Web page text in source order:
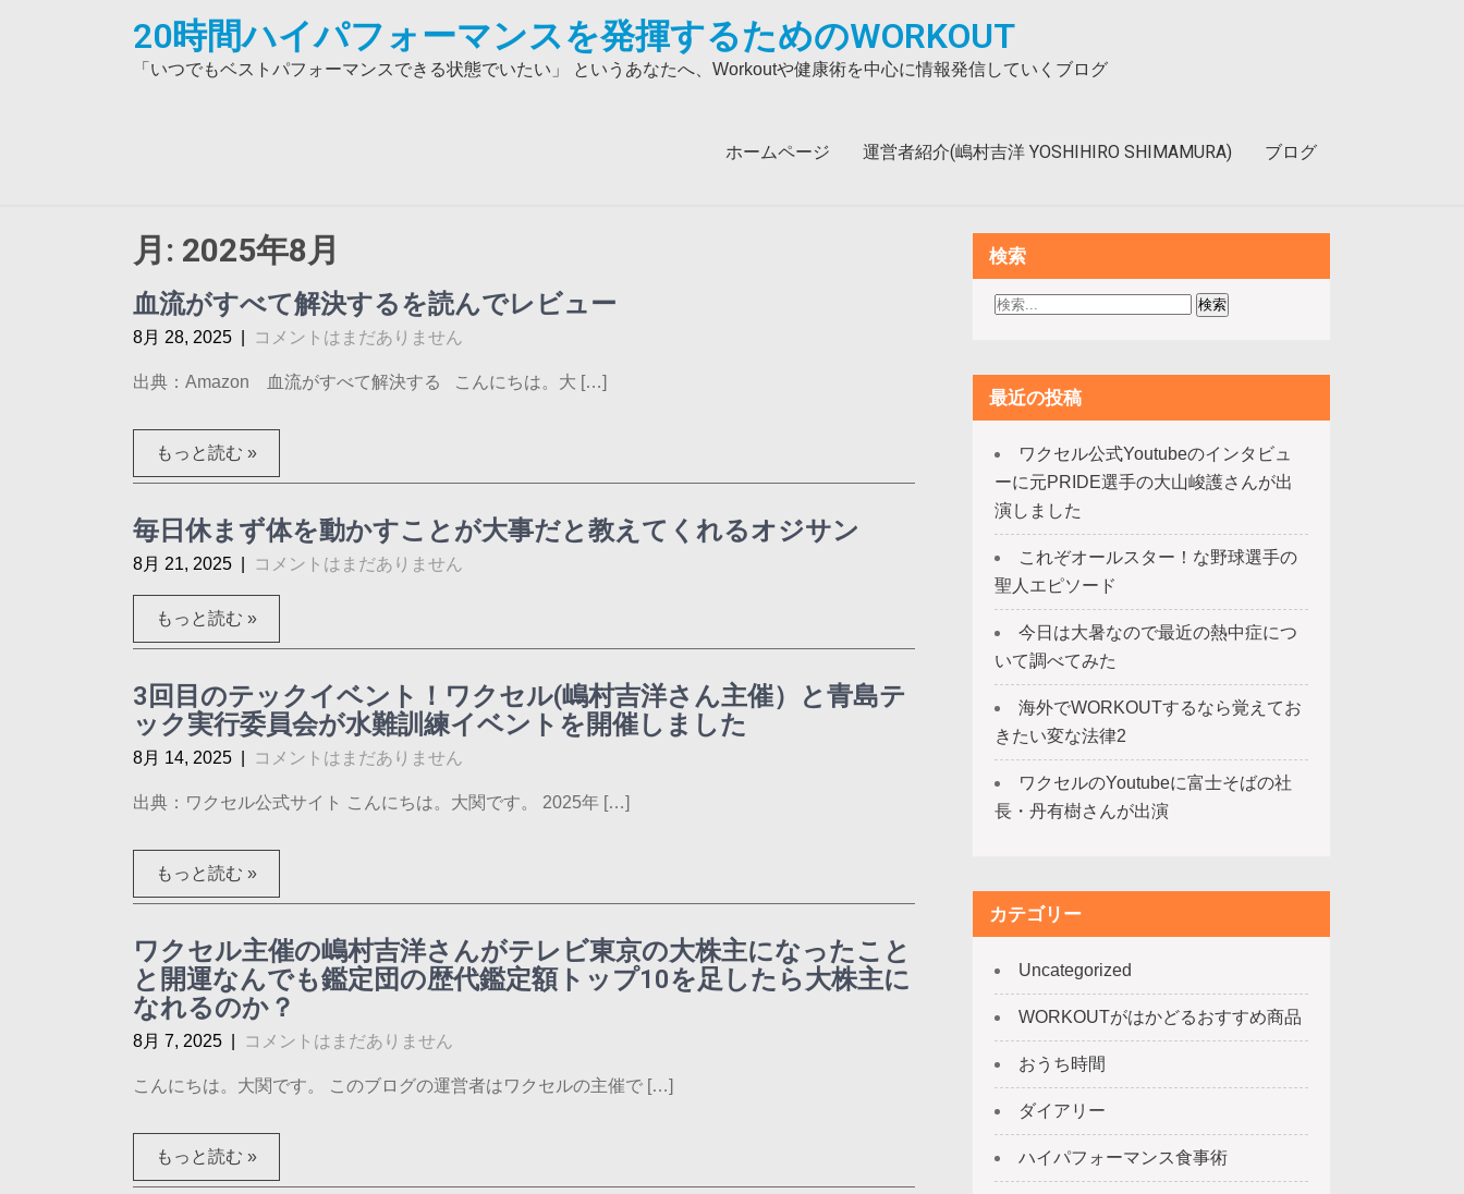
20時間ハイパフォーマンスを発揮するためのWORKOUT
「いつでもベストパフォーマンスできる状態でいたい」 というあなたへ、Workoutや健康術を中心に情報発信していくブログ
ホームページ 運営者紹介(嶋村吉洋 YOSHIHIRO SHIMAMURA) ブログ
月: 2025年8月
血流がすべて解決するを読んでレビュー
8月 28, 2025 コメントはまだありません
出典：Amazon 血流がすべて解決する こんにちは。大 […]
もっと読む »
毎日休まず体を動かすことが大事だと教えてくれるオジサン
8月 21, 2025 コメントはまだありません
もっと読む »
3回目のテックイベント！ワクセル(嶋村吉洋さん主催）と青島テ
ック実行委員会が水難訓練イベントを開催しました
8月 14, 2025 コメントはまだありません
出典：ワクセル公式サイト こんにちは。大関です。 2025年 […]
もっと読む »
ワクセル主催の嶋村吉洋さんがテレビ東京の大株主になったこと
と開運なんでも鑑定団の歴代鑑定額トップ10を足したら大株主に
なれるのか？
8月 7, 2025 コメントはまだありません
こんにちは。大関です。 このブログの運営者はワクセルの主催で […]
もっと読む »
検索
最近の投稿
ワクセル公式Youtubeのインタビュ
ーに元PRIDE選手の大山峻護さんが出
演しました
これぞオールスター！な野球選手の
聖人エピソード
今日は大暑なので最近の熱中症につ
いて調べてみた
海外でWORKOUTするなら覚えてお
きたい変な法律2
ワクセルのYoutubeに富士そばの社
長・丹有樹さんが出演
カテゴリー
Uncategorized
WORKOUTがはかどるおすすめ商品
おうち時間
ダイアリー
ハイパフォーマンス食事術